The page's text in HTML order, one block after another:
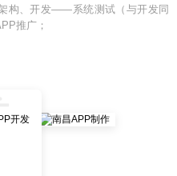
构、开发——系统测试（与开发同
推广；